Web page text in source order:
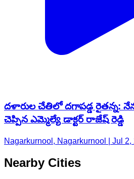
దళారుల చేతిలో దగాపడ్డ రైతన్న:
చెప్పిన ఎమ్మెల్యే డాక్టర్ రాజేష్ రెడ్డి
Nagarkurnool, Nagarkurnool | Jul 2,
Nearby Cities